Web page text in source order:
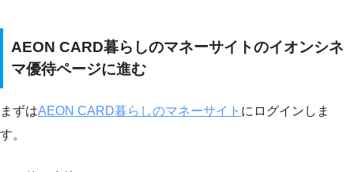
AEON CARD暮らしのマネーサイトのイオンシネ
マ優待ページに進む
まずはAEON CARD暮らしのマネーサイト にログインしま
す。